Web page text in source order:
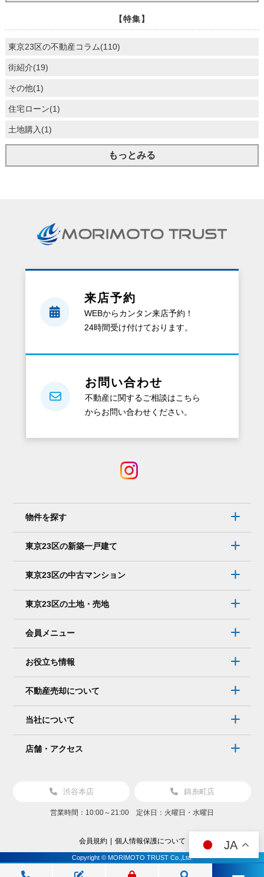
【特集】
東京23区の不動産コラム(110)
街紹介(19)
その他(1)
住宅ローン(1)
土地購入(1)
もっとみる
来店予約
WEBからカンタン来店予約！
24時間受け付けております。
お問い合わせ
不動産に関するご相談はこちら
からお問い合わせください。
物件を探す
東京23区の新築一戸建て
東京23区の中古マンション
東京23区の土地・売地
会員メニュー
お役立ち情報
不動産売却について
当社について
店舗・アクセス
渋谷本店 錦糸町店
営業時間：10:00～21:00 定休日：火曜日・水曜日
会員規約 個人情報保護について
Copyright © MORIMOTO TRUST Co.,Ltd.
JA